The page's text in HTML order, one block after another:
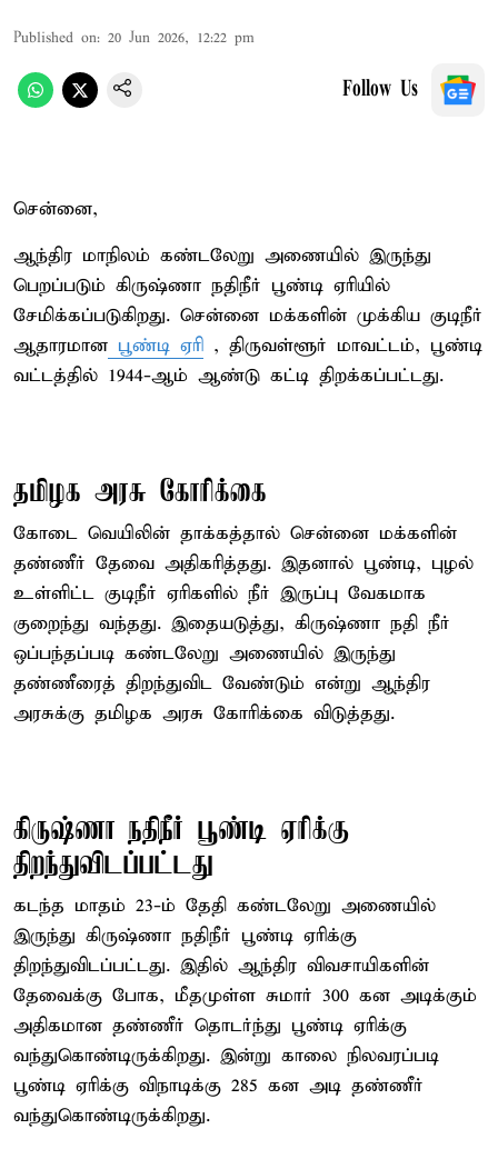
Published on: 20 Jun 2026, 12:22 pm
Follow Us
சென்னை,
ஆந்திர மாநிலம் கண்டலேறு அணையில் இருந்து
பெறப்படும் கிருஷ்ணா நதிநீர் பூண்டி ஏரியில்
சேமிக்கப்படுகிறது. சென்னை மக்களின் முக்கிய குடிநீர்
ஆதாரமான பூண்டி ஏரி , திருவள்ளூர் மாவட்டம், பூண்டி
வட்டத்தில் 1944-ஆம் ஆண்டு கட்டி திறக்கப்பட்டது.
தமிழக அரசு கோரிக்கை
கோடை வெயிலின் தாக்கத்தால் சென்னை மக்களின்
தண்ணீர் தேவை அதிகரித்தது. இதனால் பூண்டி, புழல்
உள்ளிட்ட குடிநீர் ஏரிகளில் நீர் இருப்பு வேகமாக
குறைந்து வந்தது. இதையடுத்து, கிருஷ்ணா நதி நீர்
ஒப்பந்தப்படி கண்டலேறு அணையில் இருந்து
தண்ணீரைத் திறந்துவிட வேண்டும் என்று ஆந்திர
அரசுக்கு தமிழக அரசு கோரிக்கை விடுத்தது.
கிருஷ்ணா நதிநீர் பூண்டி ஏரிக்கு
திறந்துவிடப்பட்டது
கடந்த மாதம் 23-ம் தேதி கண்டலேறு அணையில்
இருந்து கிருஷ்ணா நதிநீர் பூண்டி ஏரிக்கு
திறந்துவிடப்பட்டது. இதில் ஆந்திர விவசாயிகளின்
தேவைக்கு போக, மீதமுள்ள சுமார் 300 கன அடிக்கும்
அதிகமான தண்ணீர் தொடர்ந்து பூண்டி ஏரிக்கு
வந்துகொண்டிருக்கிறது. இன்று காலை நிலவரப்படி
பூண்டி ஏரிக்கு விநாடிக்கு 285 கன அடி தண்ணீர்
வந்துகொண்டிருக்கிறது.